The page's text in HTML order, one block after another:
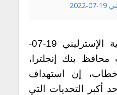
تباينت تداولات الجنية الإسترليني 19-07-
محافظ بنك إنجلترا،
خطاب، إن استهداف
أكبر التحديات التي